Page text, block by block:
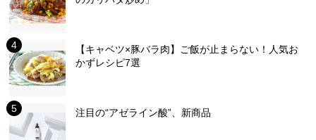
【キャベツ×豚バラ肉】ご飯が止まらない！人気お
かずレシピ7選
注目の“アゼライン酸”、新商品